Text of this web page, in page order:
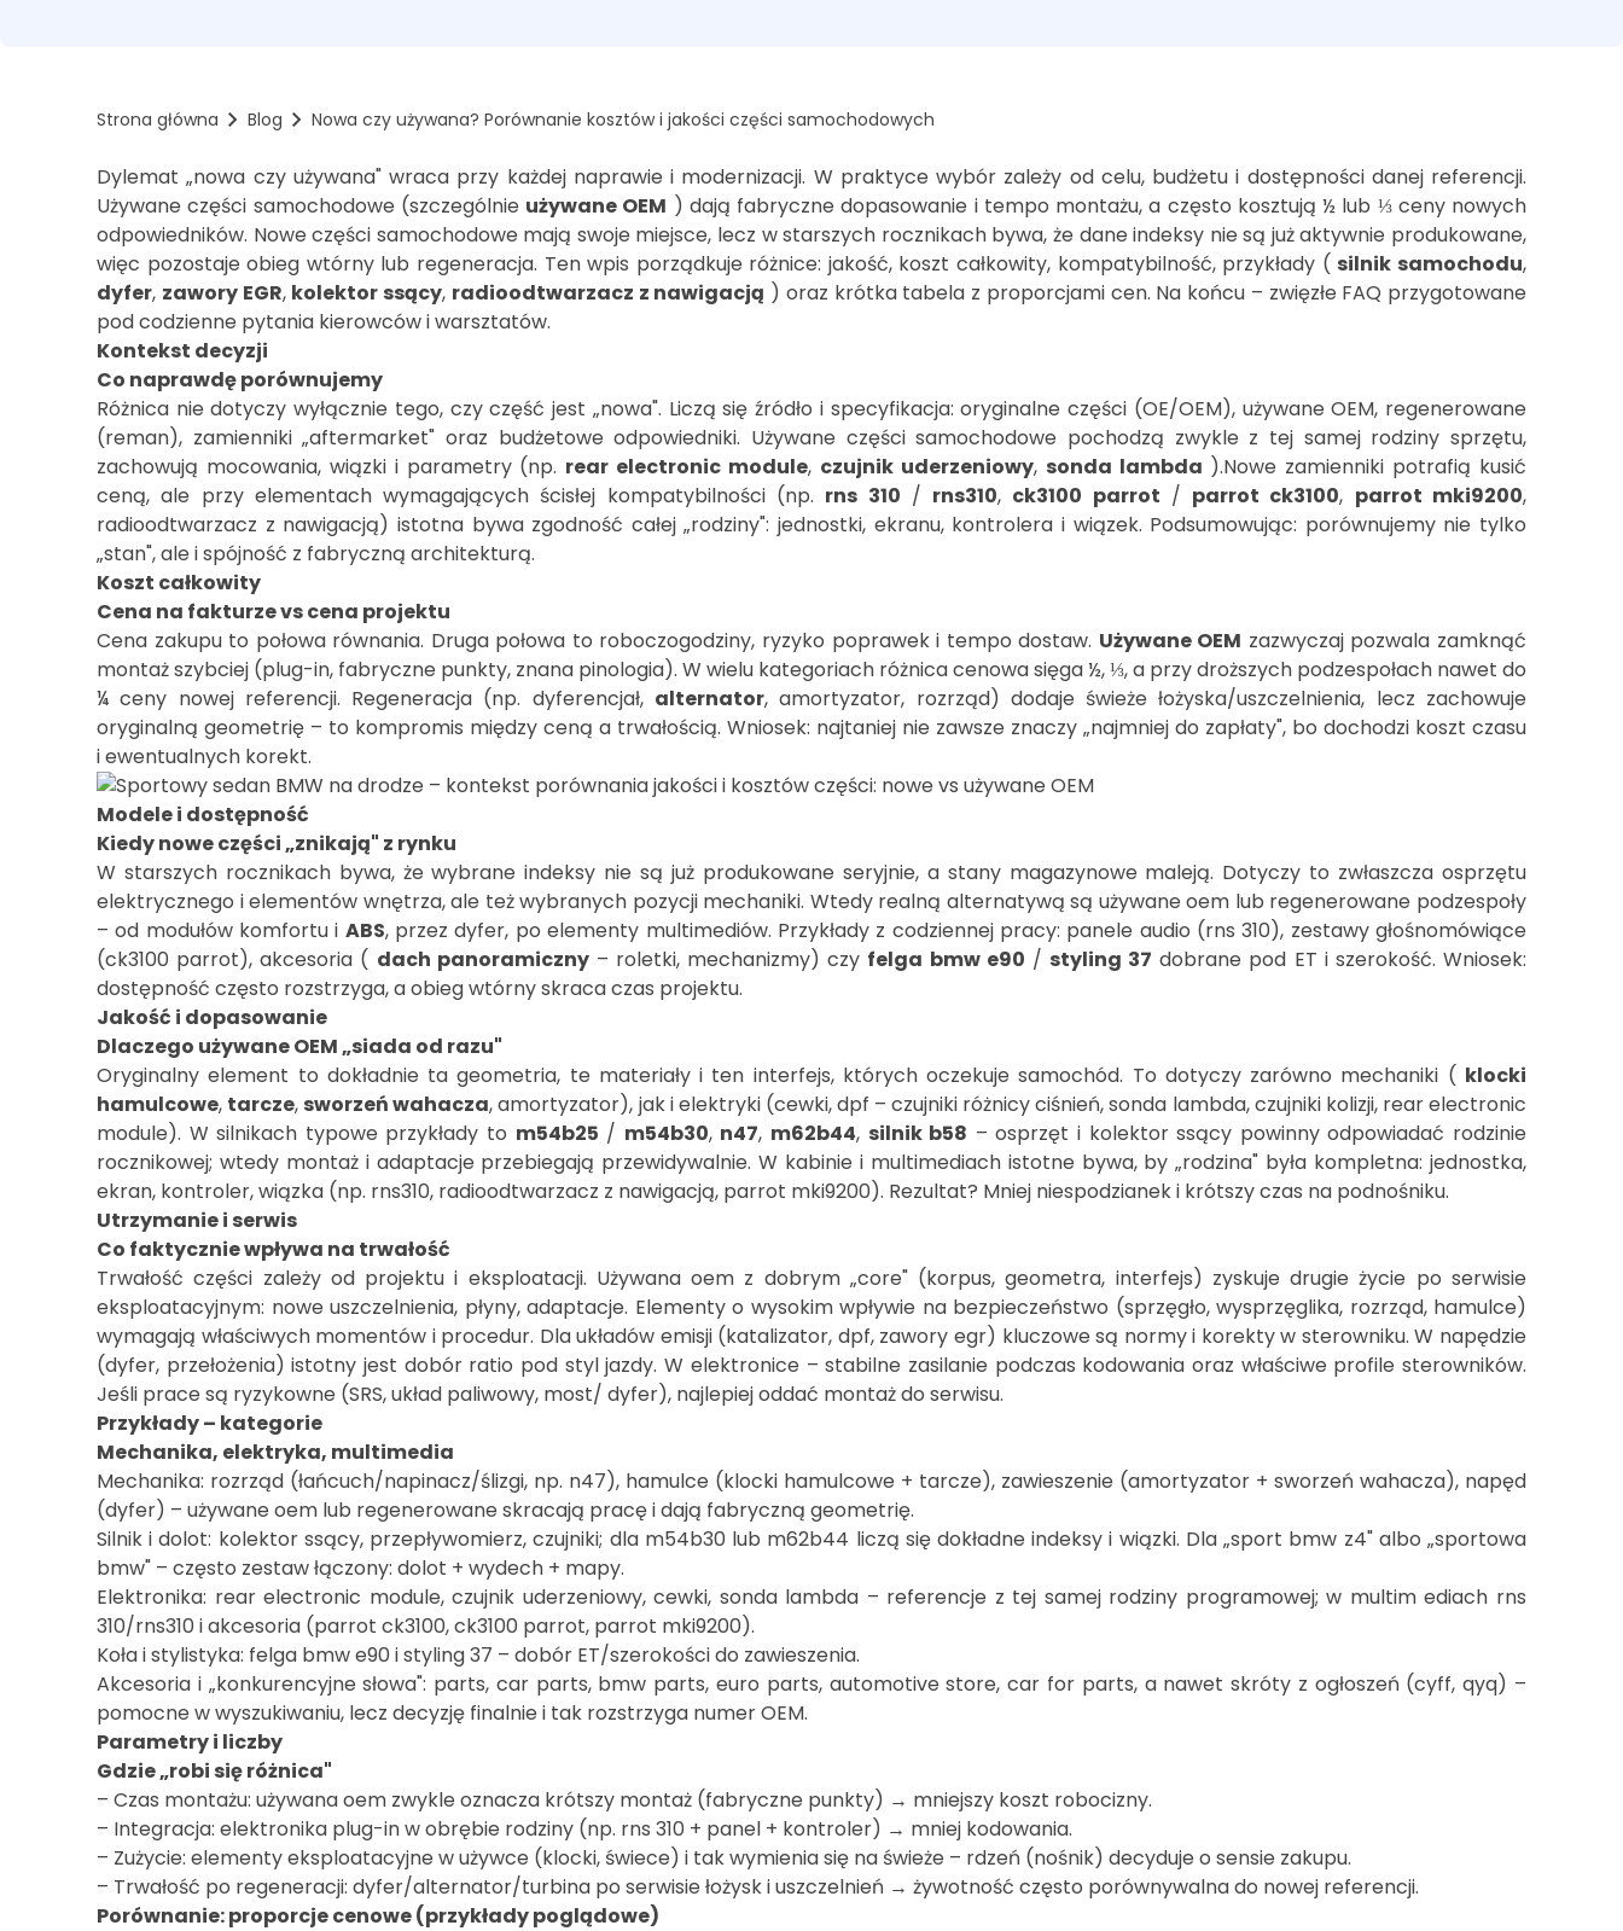
Strona główna Blog Nowa czy używana? Porównanie kosztów i jakości części samochodowych
Dylemat „nowa czy używana" wraca przy każdej naprawie i modernizacji. W praktyce wybór zależy od celu, budżetu i dostępności danej referencji.
Używane części samochodowe (szczególnie używane OEM ) dają fabryczne dopasowanie i tempo montażu, a często kosztują ½ lub ⅓ ceny nowych
odpowiedników. Nowe części samochodowe mają swoje miejsce, lecz w starszych rocznikach bywa, że dane indeksy nie są już aktywnie produkowane,
więc pozostaje obieg wtórny lub regeneracja. Ten wpis porządkuje różnice: jakość, koszt całkowity, kompatybilność, przykłady ( silnik samochodu,
dyfer, zawory EGR, kolektor ssący, radioodtwarzacz z nawigacją ) oraz krótka tabela z proporcjami cen. Na końcu – zwięzłe FAQ przygotowane
pod codzienne pytania kierowców i warsztatów.
Kontekst decyzji
Co naprawdę porównujemy
Różnica nie dotyczy wyłącznie tego, czy część jest „nowa". Liczą się źródło i specyfikacja: oryginalne części (OE/OEM), używane OEM, regenerowane
(reman), zamienniki „aftermarket" oraz budżetowe odpowiedniki. Używane części samochodowe pochodzą zwykle z tej samej rodziny sprzętu,
zachowują mocowania, wiązki i parametry (np. rear electronic module, czujnik uderzeniowy, sonda lambda ).Nowe zamienniki potrafią kusić
ceną, ale przy elementach wymagających ścisłej kompatybilności (np. rns 310 / rns310, ck3100 parrot / parrot ck3100, parrot mki9200,
radioodtwarzacz z nawigacją) istotna bywa zgodność całej „rodziny": jednostki, ekranu, kontrolera i wiązek. Podsumowując: porównujemy nie tylko
„stan", ale i spójność z fabryczną architekturą.
Koszt całkowity
Cena na fakturze vs cena projektu
Cena zakupu to połowa równania. Druga połowa to roboczogodziny, ryzyko poprawek i tempo dostaw. Używane OEM zazwyczaj pozwala zamknąć
montaż szybciej (plug-in, fabryczne punkty, znana pinologia). W wielu kategoriach różnica cenowa sięga ½, ⅓, a przy droższych podzespołach nawet do
¼ ceny nowej referencji. Regeneracja (np. dyferencjał, alternator, amortyzator, rozrząd) dodaje świeże łożyska/uszczelnienia, lecz zachowuje
oryginalną geometrię – to kompromis między ceną a trwałością. Wniosek: najtaniej nie zawsze znaczy „najmniej do zapłaty", bo dochodzi koszt czasu
Modele i dostępność
Kiedy nowe części „znikają" z rynku
W starszych rocznikach bywa, że wybrane indeksy nie są już produkowane seryjnie, a stany magazynowe maleją. Dotyczy to zwłaszcza osprzętu
elektrycznego i elementów wnętrza, ale też wybranych pozycji mechaniki. Wtedy realną alternatywą są używane oem lub regenerowane podzespoły
– od modułów komfortu i ABS, przez dyfer, po elementy multimediów. Przykłady z codziennej pracy: panele audio (rns 310), zestawy głośnomówiące
(ck3100 parrot), akcesoria ( dach panoramiczny– roletki, mechanizmy) czy felga bmw e90 / styling 37 dobrane pod ET i szerokość. Wniosek:
dostępność często rozstrzyga, a obieg wtórny skraca czas projektu.
Jakość i dopasowanie
Dlaczego używane OEM „siada od razu"
Oryginalny element to dokładnie ta geometria, te materiały i ten interfejs, których oczekuje samochód. To dotyczy zarówno mechaniki ( klocki
hamulcowe, tarcze, sworzeń wahacza, amortyzator), jak i elektryki (cewki, dpf – czujniki różnicy ciśnień, sonda lambda, czujniki kolizji, rear electronic
module). W silnikach typowe przykłady to m54b25 / m54b30, n47, m62b44, silnik b58 – osprzęt i kolektor ssący powinny odpowiadać rodzinie
rocznikowej; wtedy montaż i adaptacje przebiegają przewidywalnie. W kabinie i multimediach istotne bywa, by „rodzina" była kompletna: jednostka,
ekran, kontroler, wiązka (np. rns310, radioodtwarzacz z nawigacją, parrot mki9200). Rezultat? Mniej niespodzianek i krótszy czas na podnośniku.
Utrzymanie i serwis
Co faktycznie wpływa na trwałość
Trwałość części zależy od projektu i eksploatacji. Używana oem z dobrym „core" (korpus, geometra, interfejs) zyskuje drugie życie po serwisie
eksploatacyjnym: nowe uszczelnienia, płyny, adaptacje. Elementy o wysokim wpływie na bezpieczeństwo (sprzęgło, wysprzęglika, rozrząd, hamulce)
wymagają właściwych momentów i procedur. Dla układów emisji (katalizator, dpf, zawory egr) kluczowe są normy i korekty w sterowniku. W napędzie
(dyfer, przełożenia) istotny jest dobór ratio pod styl jazdy. W elektronice – stabilne zasilanie podczas kodowania oraz właściwe profile sterowników.
Jeśli prace są ryzykowne (SRS, układ paliwowy, most/ dyfer), najlepiej oddać montaż do serwisu.
Przykłady – kategorie
Mechanika, elektryka, multimedia
Mechanika: rozrząd (łańcuch/napinacz/ślizgi, np. n47), hamulce (klocki hamulcowe + tarcze), zawieszenie (amortyzator + sworzeń wahacza), napęd
(dyfer) – używane oem lub regenerowane skracają pracę i dają fabryczną geometrię.
Silnik i dolot: kolektor ssący, przepływomierz, czujniki; dla m54b30 lub m62b44 liczą się dokładne indeksy i wiązki. Dla „sport bmw z4" albo „sportowa
bmw" – często zestaw łączony: dolot + wydech + mapy.
Elektronika: rear electronic module, czujnik uderzeniowy, cewki, sonda lambda – referencje z tej samej rodziny programowej; w multim ediach rns
310/rns310 i akcesoria (parrot ck3100, ck3100 parrot, parrot mki9200).
Koła i stylistyka: felga bmw e90 i styling 37 – dobór ET/szerokości do zawieszenia.
Akcesoria i „konkurencyjne słowa": parts, car parts, bmw parts, euro parts, automotive store, car for parts, a nawet skróty z ogłoszeń (cyff, qyq) –
pomocne w wyszukiwaniu, lecz decyzję finalnie i tak rozstrzyga numer OEM.
Parametry i liczby
Gdzie „robi się różnica"
– Czas montażu: używana oem zwykle oznacza krótszy montaż (fabryczne punkty) → mniejszy koszt robocizny.
– Integracja: elektronika plug-in w obrębie rodziny (np. rns 310 + panel + kontroler) → mniej kodowania.
– Zużycie: elementy eksploatacyjne w używce (klocki, świece) i tak wymienia się na świeże – rdzeń (nośnik) decyduje o sensie zakupu.
– Trwałość po regeneracji: dyfer/alternator/turbina po serwisie łożysk i uszczelnień → żywotność często porównywalna do nowej referencji.
Porównanie: proporcje cenowe (przykłady poglądowe)